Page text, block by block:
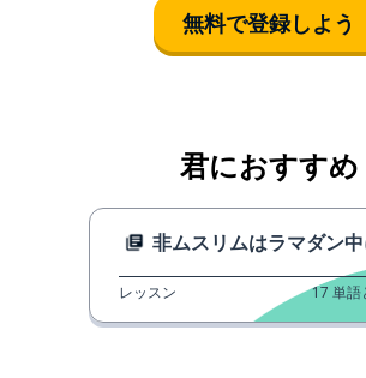
無料で登録しよう
君におすすめ
非ムスリムはラマダン中に...である
レッスン 17 単語